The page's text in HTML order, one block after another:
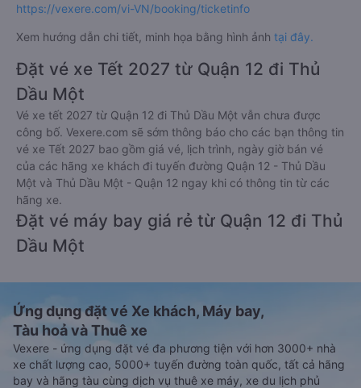
https://vexere.com/vi-VN/booking/ticketinfo
Xem hướng dẫn chi tiết, minh họa bằng hình ảnh tại đây.
Đặt vé xe Tết 2027 từ Quận 12 đi Thủ
Dầu Một
Vé xe tết 2027 từ Quận 12 đi Thủ Dầu Một vẫn chưa được
công bố. Vexere.com sẽ sớm thông báo cho các bạn thông tin
vé xe Tết 2027 bao gồm giá vé, lịch trình, ngày giờ bán vé
của các hãng xe khách đi tuyến đường Quận 12 - Thủ Dầu
Một và Thủ Dầu Một - Quận 12 ngay khi có thông tin từ các
hãng xe.
Đặt vé máy bay giá rẻ từ Quận 12 đi Thủ
Dầu Một
Ứng dụng đặt vé Xe khách, Máy bay,
Tàu hoả và Thuê xe
Vexere - ứng dụng đặt vé đa phương tiện với hơn 3000+ nhà
xe chất lượng cao, 5000+ tuyến đường toàn quốc, tất cả hãng
bay và hãng tàu cùng dịch vụ thuê xe máy, xe du lịch phủ